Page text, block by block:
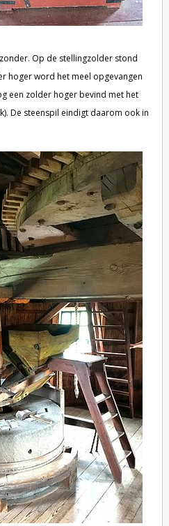
Op de stellingzolder stond
hoger word het meel opgevangen
een zolder hoger bevind met het
De steenspil eindigt daarom ook in